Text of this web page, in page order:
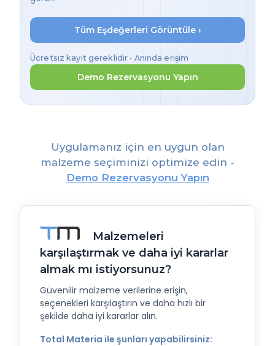
Tüm Eşdeğerleri Görüntüle ›
Ücretsiz kayıt gereklidir • Anında erişim
Demo Rezervasyonu Yapın
Uygulamanız için en uygun olan
malzeme seçiminizi optimize edin -
Demo Rezervasyonu Yapın
Malzemeleri
karşılaştırmak ve daha iyi kararlar
almak mı istiyorsunuz?
Güvenilir malzeme verilerine erişin,
seçenekleri karşılaştırın ve daha hızlı bir
şekilde daha iyi kararlar alın.
Total Materia ile şunları yapabilirsiniz: